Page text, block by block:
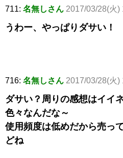
711: 名無しさん 2017/03/28(火)
うわー、やっぱりダサい！
716: 名無しさん 2017/03/28(火)
ダサい？周りの感想はイイ
色々なんだな～
使用頻度は低めだから売っ
どね